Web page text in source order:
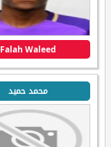
Falah Waleed
محمد حميد